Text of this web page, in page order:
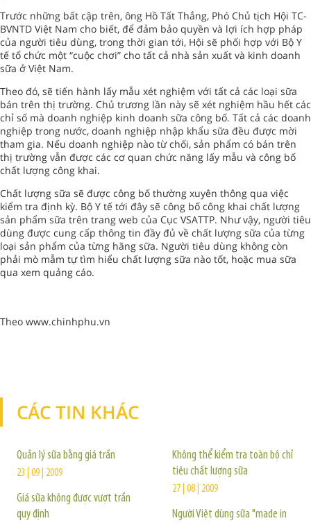
Trước những bất cập trên, ông Hồ Tất Thắng, Phó Chủ tịch Hội TC-
BVNTD Việt Nam cho biết, để đảm bảo quyền và lợi ích hợp pháp
của người tiêu dùng, trong thời gian tới, Hội sẽ phối hợp với Bộ Y
tế tổ chức một “cuộc chơi” cho tất cả nhà sản xuất và kinh doanh
sữa ở Việt Nam.
Theo đó, sẽ tiến hành lấy mẫu xét nghiệm với tất cả các loại sữa
bán trên thị trường. Chủ trương lần này sẽ xét nghiệm hầu hết các
chỉ số mà doanh nghiệp kinh doanh sữa công bố. Tất cả các doanh
nghiệp trong nước, doanh nghiệp nhập khẩu sữa đều được mời
tham gia. Nếu doanh nghiệp nào từ chối, sản phẩm có bán trên
thị trường vẫn được các cơ quan chức năng lấy mẫu và công bố
chất lượng công khai.
Chất lượng sữa sẽ được công bố thường xuyên thông qua việc
kiểm tra định kỳ. Bộ Y tế tới đây sẽ công bố công khai chất lượng
sản phẩm sữa trên trang web của Cục VSATTP. Như vậy, người tiêu
dùng được cung cấp thông tin đầy đủ về chất lượng sữa của từng
loại sản phẩm của từng hãng sữa. Người tiêu dùng không còn
phải mò mẫm tự tìm hiểu chất lượng sữa nào tốt, hoặc mua sữa
qua xem quảng cáo.
Theo www.chinhphu.vn
CÁC TIN KHÁC
Quản lý sữa bằng giá trần
23 | 09 | 2009
Giá sữa không được vượt trần
quy định
Không thể kiểm tra toàn bộ chỉ
tiêu chất lượng sữa
27 | 08 | 2009
Người Việt dùng sữa "made in